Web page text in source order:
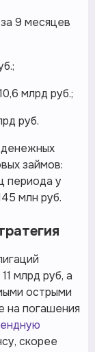
за 9 месяцев
млрд руб.;
руб.
займов:
периода у
млн руб.
млрд руб, а
острыми
на погашения
скорее